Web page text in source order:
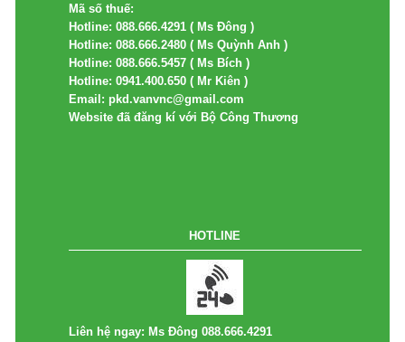
Mã số thuế:
Hotline: 088.666.4291 ( Ms Đông )
Hotline: 088.666.2480 ( Ms Quỳnh Anh )
Hotline: 088.666.5457 ( Ms Bích )
Hotline: 0941.400.650 ( Mr Kiên )
Email: pkd.vanvnc@gmail.com
Website đã đăng kí với Bộ Công Thương
HOTLINE
Liên hệ ngay: Ms Đông 088.666.4291